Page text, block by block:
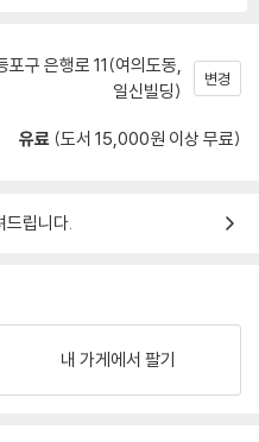
포구 은행로 11(여의도동,
일신빌딩)
변경
유료 (도서 15,000원 이상 무료)
드립니다.
내 가게에서 팔기